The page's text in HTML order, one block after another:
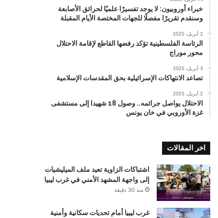
خبراء أوروبيون: لا يوجد تفسيرًا علميًا لحرائق الأصابعة
وسنقدم تقريرًا مفصلًا للجهات المختصة الأيام المقبلة
2 أبريل، 2025
الرئاسة الفلسطينية تؤكد رفضها القاطع لإقامة الاحتلال
محور موراج
3 أبريل، 2025
تصاعد الانتهاكات الإسرائيلية بحق المقدسات الإسلامية
2 أبريل، 2025
الاحتلال يواصل جرائمه.. وصول 18 شهيدا إلى مستشفى
غزة الأوروبي في خان يونس
اخر المقالات
اشتباكات الزاوية تعيد ملف الميليشيات
إلى واجهة المشهد الأمني في غرب ليبيا
منذ 30 دقيقة
غرب ليبيا أمام تحديات سكانية وأمنية